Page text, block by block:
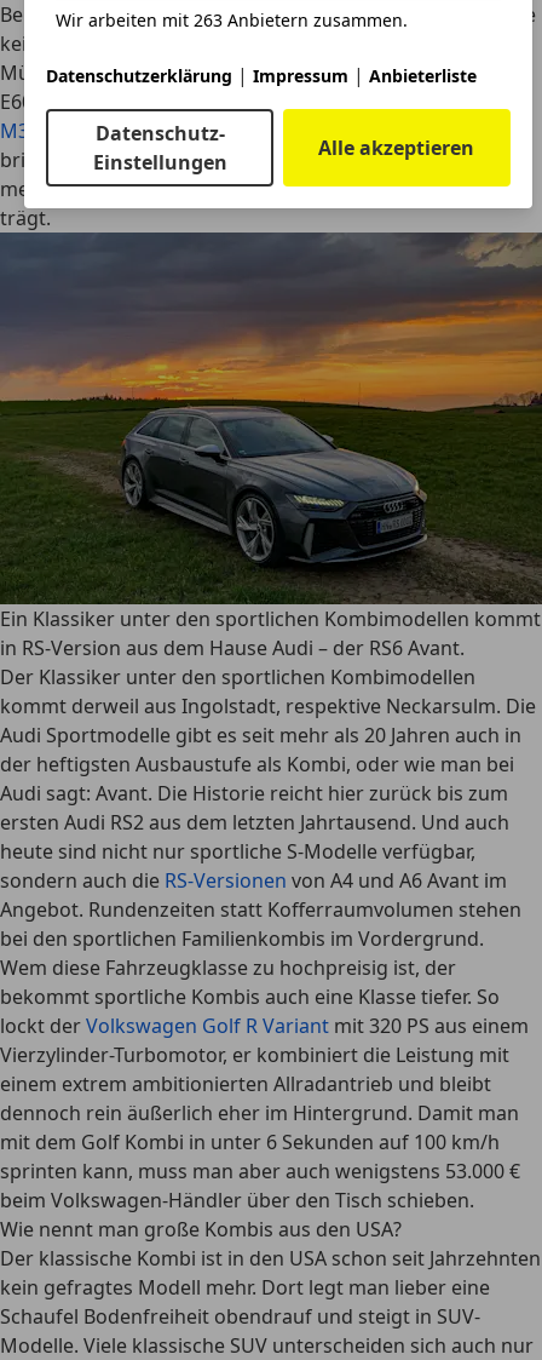
Wir arbeiten mit 263 Anbietern zusammen.
Datenschutzerklärung | Impressum | Anbieterliste
Datenschutz-
Einstellungen
Alle akzeptieren
Bei BMW sind die sportlichen Kombimodelle üblicherweise
keine M-Varianten. Das M als Sportgerät war für die
Münchner - mit einer Ausnahme bei der Fünfer Baureihe
E60 - immer eine Power-Limousine. Mit dem
M3
Touring, der in diesem Jahr seine Premiere feiert
bringen auch die Münchner einen Familienkombi, der
mehr Nürburgring als Ikea-Einkaufstouren in den Genen
trägt.
Ein Klassiker unter den sportlichen Kombimodellen kommt
in RS-Version aus dem Hause Audi – der RS6 Avant.
Der Klassiker unter den sportlichen Kombimodellen
kommt derweil aus Ingolstadt, respektive Neckarsulm. Die
Audi Sportmodelle gibt es seit mehr als 20 Jahren auch in
der heftigsten Ausbaustufe als Kombi, oder wie man bei
Audi sagt: Avant. Die Historie reicht hier zurück bis zum
ersten Audi RS2 aus dem letzten Jahrtausend. Und auch
heute sind nicht nur sportliche S-Modelle verfügbar,
sondern auch die RS-Versionen von A4 und A6 Avant im
Angebot. Rundenzeiten statt Kofferraumvolumen stehen
bei den sportlichen Familienkombis im Vordergrund.
Wem diese Fahrzeugklasse zu hochpreisig ist, der
bekommt sportliche Kombis auch eine Klasse tiefer. So
lockt derVolkswagen Golf R Variant mit 320 PS aus einem
Vierzylinder-Turbomotor, er kombiniert die Leistung mit
einem extrem ambitionierten Allradantrieb und bleibt
dennoch rein äußerlich eher im Hintergrund. Damit man
mit dem Golf Kombi in unter 6 Sekunden auf 100 km/h
sprinten kann, muss man aber auch wenigstens 53.000 €
beim Volkswagen-Händler über den Tisch schieben.
Wie nennt man große Kombis aus den USA?
Der klassische Kombi ist in den USA schon seit Jahrzehnten
kein gefragtes Modell mehr. Dort legt man lieber eine
Schaufel Bodenfreiheit obendrauf und steigt in SUV-
Modelle. Viele klassische SUV unterscheiden sich auch nur